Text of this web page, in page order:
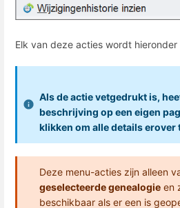
Elk van deze acties wordt
Als de actie vetgedrukt is,
beschrijving op een eigen
klikken om alle details erover
Deze menu-acties zijn alleen
geselecteerde genealogie en
beschikbaar als er een is